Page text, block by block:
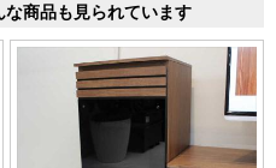
商品も見られています